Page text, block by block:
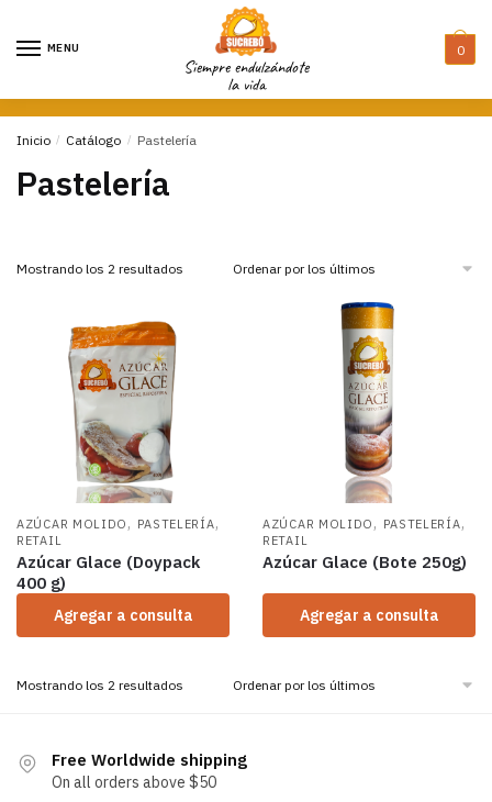
MENU
Siempre endulzándote
la vida
0
Inicio / Catálogo / Pastelería
Pastelería
Mostrando los 2 resultados
AZÚCAR MOLIDO , PASTELERÍA,
RETAIL
Azúcar Glace (Doypack
400 g)
Agregar a consulta
AZÚCAR MOLIDO , PASTELERÍA,
RETAIL
Azúcar Glace (Bote 250g)
Agregar a consulta
Mostrando los 2 resultados
Free Worldwide shipping
On all orders above $50